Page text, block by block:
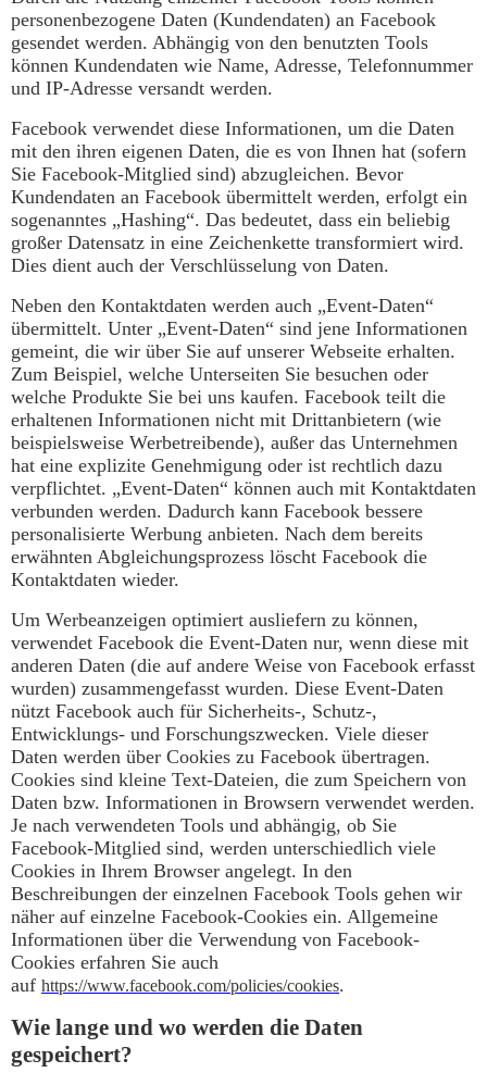
personenbezogene Daten (Kundendaten) an Facebook
gesendet werden. Abhängig von den benutzten Tools
können Kundendaten wie Name, Adresse, Telefonnummer
und IP-Adresse versandt werden.
Facebook verwendet diese Informationen, um die Daten
mit den ihren eigenen Daten, die es von Ihnen hat (sofern
Sie Facebook-Mitglied sind) abzugleichen. Bevor
Kundendaten an Facebook übermittelt werden, erfolgt ein
sogenanntes „Hashing“. Das bedeutet, dass ein beliebig
großer Datensatz in eine Zeichenkette transformiert wird.
Dies dient auch der Verschlüsselung von Daten.
Neben den Kontaktdaten werden auch „Event-Daten“
übermittelt. Unter „Event-Daten“ sind jene Informationen
gemeint, die wir über Sie auf unserer Webseite erhalten.
Zum Beispiel, welche Unterseiten Sie besuchen oder
welche Produkte Sie bei uns kaufen. Facebook teilt die
erhaltenen Informationen nicht mit Drittanbietern (wie
beispielsweise Werbetreibende), außer das Unternehmen
hat eine explizite Genehmigung oder ist rechtlich dazu
verpflichtet. „Event-Daten“ können auch mit Kontaktdaten
verbunden werden. Dadurch kann Facebook bessere
personalisierte Werbung anbieten. Nach dem bereits
erwähnten Abgleichungsprozess löscht Facebook die
Kontaktdaten wieder.
Um Werbeanzeigen optimiert ausliefern zu können,
verwendet Facebook die Event-Daten nur, wenn diese mit
anderen Daten (die auf andere Weise von Facebook erfasst
wurden) zusammengefasst wurden. Diese Event-Daten
nützt Facebook auch für Sicherheits-, Schutz-,
Entwicklungs- und Forschungszwecken. Viele dieser
Daten werden über Cookies zu Facebook übertragen.
Cookies sind kleine Text-Dateien, die zum Speichern von
Daten bzw. Informationen in Browsern verwendet werden.
Je nach verwendeten Tools und abhängig, ob Sie
Facebook-Mitglied sind, werden unterschiedlich viele
Cookies in Ihrem Browser angelegt. In den
Beschreibungen der einzelnen Facebook Tools gehen wir
näher auf einzelne Facebook-Cookies ein. Allgemeine
Informationen über die Verwendung von Facebook-
Cookies erfahren Sie auch
auf https://www.facebook.com/policies/cookies.
Wie lange und wo werden die Daten
gespeichert?